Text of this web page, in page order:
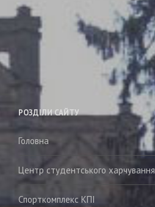
РОЗДІЛИ САЙТУ
Головна
Центр студентського харчування
Спорткомплекс КПІ